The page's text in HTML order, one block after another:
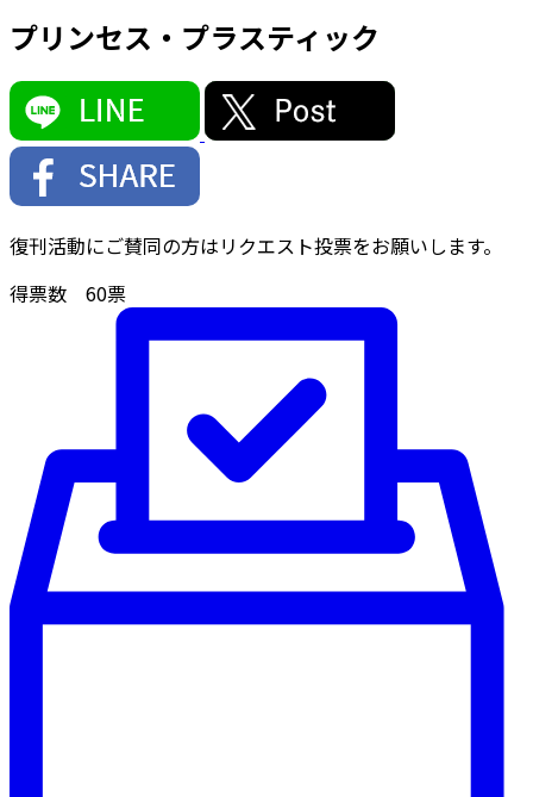
プリンセス・プラスティック
復刊活動にご賛同の方はリクエスト投票をお願いします。
得票数 60票